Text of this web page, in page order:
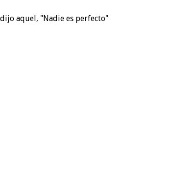
aquel, "Nadie es perfecto"